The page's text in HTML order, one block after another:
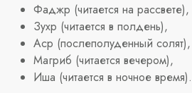
Фаджр (читается на рассвете),
Зухр (читается в полдень),
Аср (послеполуденный солят),
Магриб (читается вечером),
Иша (читается в ночное время).